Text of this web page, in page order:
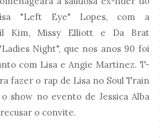
"Left Eye" Lopes, com a
Kim, Missy Elliott e Da Brat
Night", que nos anos 90 foi
com Lisa e Angie Martinez. T-
fazer o rap de Lisa no Soul Train
show no evento de Jessica Alba
o convite.